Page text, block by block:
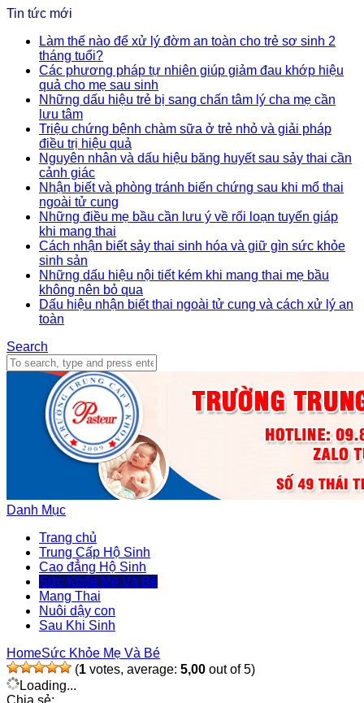
Tin tức mới
Làm thế nào để xử lý đờm an toàn cho trẻ sơ sinh 2
tháng tuổi?
Các phương pháp tự nhiên giúp giảm đau khớp hiệu
quả cho mẹ sau sinh
Những dấu hiệu trẻ bị sang chấn tâm lý cha mẹ cần
lưu tâm
Triệu chứng bệnh chàm sữa ở trẻ nhỏ và giải pháp
điều trị hiệu quả
Nguyên nhân và dấu hiệu băng huyết sau sảy thai cần
cảnh giác
Nhận biết và phòng tránh biến chứng sau khi mổ thai
ngoài tử cung
Những điều mẹ bầu cần lưu ý về rối loạn tuyến giáp
khi mang thai
Cách nhận biết sảy thai sinh hóa và giữ gìn sức khỏe
sinh sản
Những dấu hiệu nội tiết kém khi mang thai mẹ bầu
không nên bỏ qua
Dấu hiệu nhận biết thai ngoài tử cung và cách xử lý an
toàn
Search
Danh Mục
Trang chủ
Trung Cấp Hộ Sinh
Cao đẳng Hộ Sinh
Sức Khỏe Mẹ Và Bé
Mang Thai
Nuôi dậy con
Sau Khi Sinh
HomeSức Khỏe Mẹ Và Bé
(1 votes, average: 5,00 out of 5)
Loading...
Chia sẻ: